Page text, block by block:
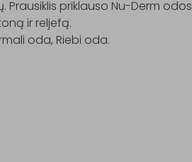
Prausiklis priklauso Nu-Derm
ir reljefą.
oda, Riebi oda.